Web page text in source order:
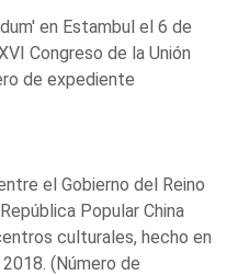
en Estambul el 6 de
Congreso de la Unión
de expediente
el Gobierno del Reino
Popular China
culturales, hecho en
(Número de